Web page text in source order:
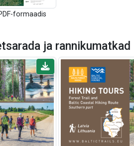
formaadis
ja rannikumatkad